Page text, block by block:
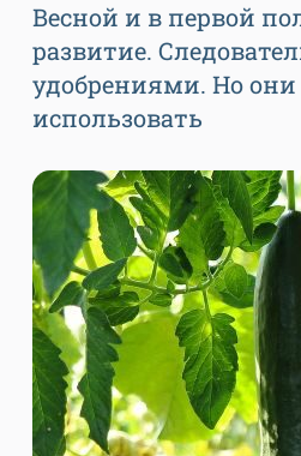
Весной и в первой
развитие.
удобрениями. Но
использовать